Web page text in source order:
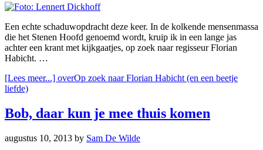
Een echte schaduwopdracht deze keer. In de kolkende mensenmassa
die het Stenen Hoofd genoemd wordt, kruip ik in een lange jas
achter een krant met kijkgaatjes, op zoek naar regisseur Florian
Habicht. …
[Lees meer...] overOp zoek naar Florian Habicht (en een beetje
liefde)
Bob, daar kun je mee thuis komen
augustus 10, 2013 by Sam De Wilde